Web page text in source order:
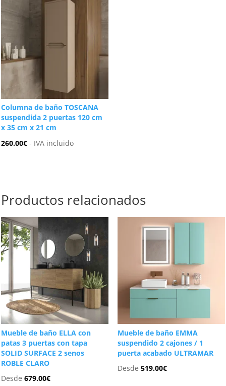
Columna de baño TOSCANA
suspendida 2 puertas 120 cm
x 35 cm x 21 cm
260.00€ - IVA incluido
Productos relacionados
Mueble de baño ELLA con
patas 3 puertas con tapa
SOLID SURFACE 2 senos
ROBLE CLARO
Desde679.00€
Mueble de baño EMMA
suspendido 2 cajones / 1
puerta acabado ULTRAMAR
Desde 519.00€